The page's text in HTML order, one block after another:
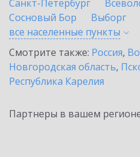
Санкт-Петербург
Сосновый Бор
Выборг
все населенные пункты
Смотрите также: Россия,
Новгородская область,
Республика Карелия
Партнеры в вашем